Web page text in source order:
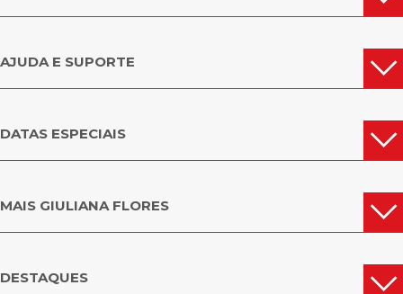
AJUDA E SUPORTE
DATAS ESPECIAIS
MAIS GIULIANA FLORES
DESTAQUES